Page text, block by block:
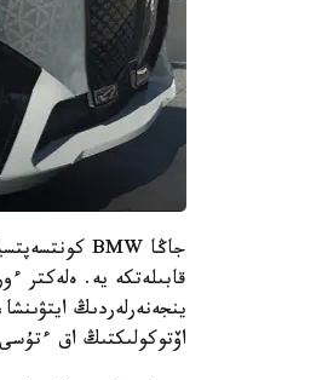
قابىلەتكە يە. ەلەكتر
ينجەنەرلەردىڭ
اۆتوكولىكتىڭ اق